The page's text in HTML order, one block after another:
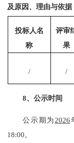
及原因、理由与依据
投标人名
称
评审
果
/ /
8、公示时间
公示期为 2026
18:00。